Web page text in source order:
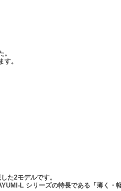
。
た2モデルです。
L シリーズの特長である「薄く・